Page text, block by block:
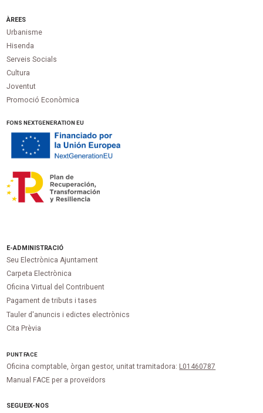
ÀREES
Urbanisme
Hisenda
Serveis Socials
Cultura
Joventut
Promoció Econòmica
FONS NEXTGENERATION EU
E-ADMINISTRACIÓ
Seu Electrònica Ajuntament
Carpeta Electrònica
Oficina Virtual del Contribuent
Pagament de tributs i tases
Tauler d'anuncis i edictes electrònics
Cita Prèvia
PUNTFACE
Oficina comptable, òrgan gestor, unitat tramitadora: L01460787
Manual FACE per a proveïdors
SEGUEIX-NOS